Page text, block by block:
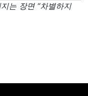
는 장면 “차별하지